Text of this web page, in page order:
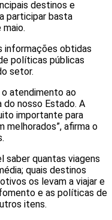
destinos e
participar basta
informações obtidas
políticas públicas
setor.
o atendimento ao
nosso Estado. A
importante para
melhorados”, afirma o
saber quantas viagens
quais destinos
os levam a viajar e
e as políticas de
itens.